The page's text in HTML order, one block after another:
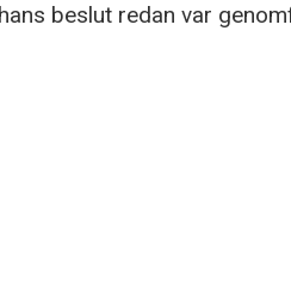
beslut redan var